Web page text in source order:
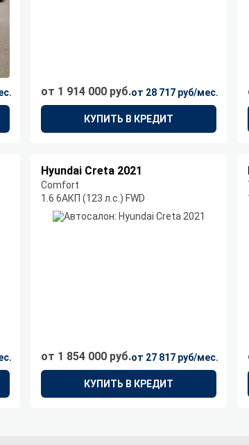
от 1 914 000 руб.от 28 717 руб/мес.
КУПИТЬ В КРЕДИТ
Hyundai Creta 2021
Comfort
1.6 6AКП (123 л.с.) FWD
от 1 854 000 руб.от 27 817 руб/мес.
КУПИТЬ В КРЕДИТ